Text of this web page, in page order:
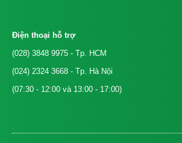
Điện thoại hỗ trợ
(028) 3848 9975 - Tp. HCM
(024) 2324 3668 - Tp. Hà Nội
(07:30 - 12:00 và 13:00 - 17:00)